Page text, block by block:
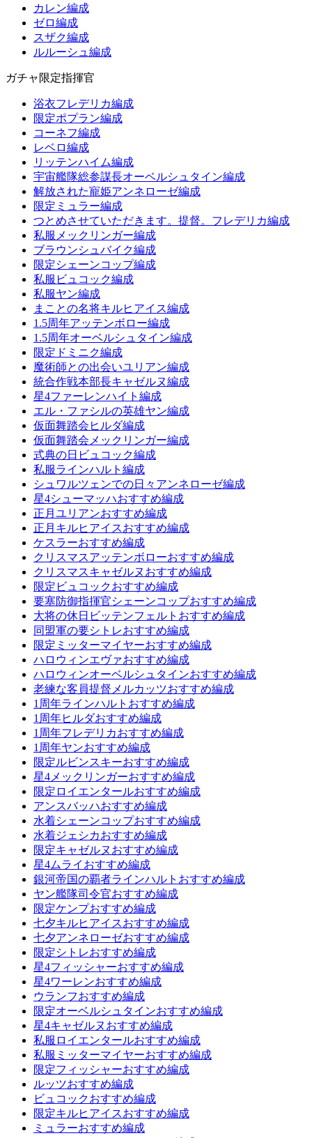
カレン編成
ゼロ編成
スザク編成
ルルーシュ編成
ガチャ限定指揮官
浴衣フレデリカ編成
限定ポプラン編成
コーネフ編成
レベロ編成
リッテンハイム編成
宇宙艦隊総参謀長オーベルシュタイン編成
解放された寵姫アンネローゼ編成
限定ミュラー編成
つとめさせていただきます。提督。フレデリカ編成
私服メックリンガー編成
ブラウンシュバイク編成
限定シェーンコップ編成
私服ビュコック編成
私服ヤン編成
まことの名将キルヒアイス編成
1.5周年アッテンボロー編成
1.5周年オーベルシュタイン編成
限定ドミニク編成
魔術師との出会いユリアン編成
統合作戦本部長キャゼルヌ編成
星4ファーレンハイト編成
エル・ファシルの英雄ヤン編成
仮面舞踏会ヒルダ編成
仮面舞踏会メックリンガー編成
式典の日ビュコック編成
私服ラインハルト編成
シュワルツェンでの日々アンネローゼ編成
星4シューマッハおすすめ編成
正月ユリアンおすすめ編成
正月キルヒアイスおすすめ編成
ケスラーおすすめ編成
クリスマスアッテンボローおすすめ編成
クリスマスキャゼルヌおすすめ編成
限定ビュコックおすすめ編成
要塞防御指揮官シェーンコップおすすめ編成
大将の休日ビッテンフェルトおすすめ編成
同盟軍の要シトレおすすめ編成
限定ミッターマイヤーおすすめ編成
ハロウィンエヴァおすすめ編成
ハロウィンオーベルシュタインおすすめ編成
老練な客員提督メルカッツおすすめ編成
1周年ラインハルトおすすめ編成
1周年ヒルダおすすめ編成
1周年フレデリカおすすめ編成
1周年ヤンおすすめ編成
限定ルビンスキーおすすめ編成
星4メックリンガーおすすめ編成
限定ロイエンタールおすすめ編成
アンスバッハおすすめ編成
水着シェーンコップおすすめ編成
水着ジェシカおすすめ編成
限定キャゼルヌおすすめ編成
星4ムライおすすめ編成
銀河帝国の覇者ラインハルトおすすめ編成
ヤン艦隊司令官おすすめ編成
限定ケンプおすすめ編成
七夕キルヒアイスおすすめ編成
七夕アンネローゼおすすめ編成
限定シトレおすすめ編成
星4フィッシャーおすすめ編成
星4ワーレンおすすめ編成
ウランフおすすめ編成
限定オーベルシュタインおすすめ編成
星4キャゼルヌおすすめ編成
私服ロイエンタールおすすめ編成
私服ミッターマイヤーおすすめ編成
限定フィッシャーおすすめ編成
ルッツおすすめ編成
ビュコックおすすめ編成
限定キルヒアイスおすすめ編成
ミュラーおすすめ編成